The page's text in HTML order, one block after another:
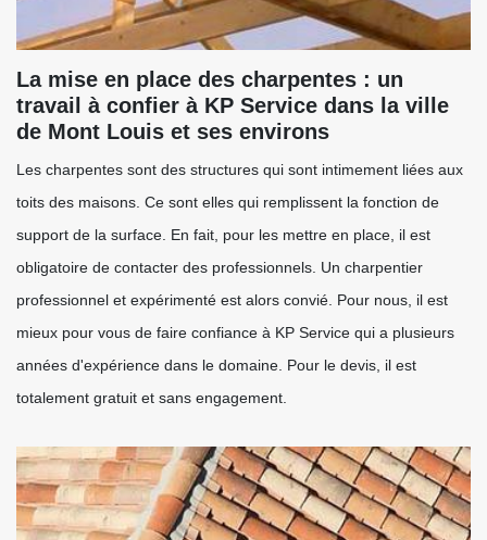
La mise en place des charpentes : un
travail à confier à KP Service dans la ville
de Mont Louis et ses environs
Les charpentes sont des structures qui sont intimement liées aux
toits des maisons. Ce sont elles qui remplissent la fonction de
support de la surface. En fait, pour les mettre en place, il est
obligatoire de contacter des professionnels. Un charpentier
professionnel et expérimenté est alors convié. Pour nous, il est
mieux pour vous de faire confiance à KP Service qui a plusieurs
années d'expérience dans le domaine. Pour le devis, il est
totalement gratuit et sans engagement.